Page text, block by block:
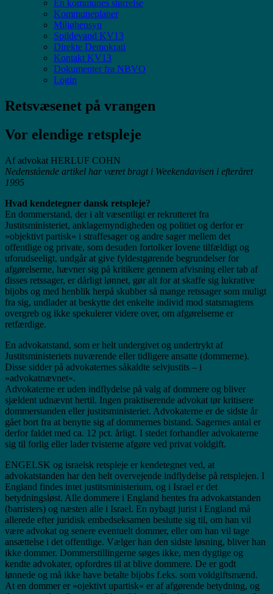
En kommunes størrelse
Kommuneplaner
Miljøhensyn
Spildevand KV13
Direkte Demokrati
Kontakt KV13
Dokumenter fra NBVO
Login
Retsvæsenet på vrangen
Vor elendige retspleje
Af advokat HERLUF COHN
Nedenstående artikel har været bragt i Weekendavisen i efteråret
1995
Hvad kendetegner dansk retspleje?
En dommerstand, der i alt væsentligt er rekrutteret fra
Justitsministeriet, anklagemyndigheden og politiet og derfor er
»objektivt partisk« i straffesager og andre sager mellem det
offentlige og private, som desuden fortolker lovene tilfældigt og
uforudseeligt, undgår at give fyldestgørende begrundelser for
afgørelserne, hævner sig på kritikere gennem afvisning eller tab af
disses retssager, er dårligt lønnet, gør alt for at skaffe sig lukrative
bijobs og med henblik herpå skubber så mange retssager som muligt
fra sig, undlader at beskytte det enkelte individ mod statsmagtens
overgreb og ikke spekulerer videre over, om afgørelserne er
retfærdige.
En advokatstand, som er helt undergivet og undertrykt af
Justitsministeriets nuværende eller tidligere ansatte (dommerne).
Disse sidder på advokaternes såkaldte selvjustits – i
»advokatnævnet«.
Advokaterne er uden indflydelse på valg af dommere og bliver
sjældent udnævnt hertil. Ingen praktiserende advokat tør kritisere
dommerstanden eller justitsministeriet. Advokaterne er de sidste år
gået bort fra at benytte sig af dommernes bistand. Sagernes antal er
derfor faldet med ca. 12 pct. årligt. I stedet forhandler advokaterne
sig til forlig eller lader tvisterne afgøre ved privat voldgift.
ENGELSK og israelsk retspleje er kendetegnet ved, at
advokatstanden har den helt overvejende indflydelse på retsplejen. I
England findes intet justitsministerium, og i Israel er det
betydningsløst. Alle dommere i England hentes fra advokatstanden
(barristers) og næsten alle i Israel. En nybagt jurist i England må
allerede efter juridisk embedseksamen beslutte sig til, om han vil
være advokat og senere eventuelt dommer, eller om han vil tage
ansættelse i det offentlige. Vælger han den sidste løsning, bliver han
ikke dommer. Dommerstillingerne søges ikke, men dygtige og
kendte advokater, opfordres til at blive dommere. De er godt
lønnede og må ikke have betalte bijobs f.eks. som voldgiftsmænd.
At en dommer er »ojektivt upartisk« er af afgørende betydning, og